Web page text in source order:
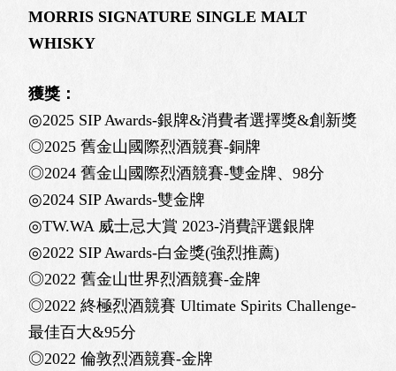
MORRIS SIGNATURE SINGLE MALT
WHISKY
獲獎：
◎2025 SIP Awards-銀牌&消費者選擇獎&創新獎
◎2025 舊金山國際烈酒競賽-銅牌
◎2024 舊金山國際烈酒競賽-雙金牌、98分
◎2024 SIP Awards-雙金牌
◎TW.WA 威士忌大賞 2023-消費評選銀牌
◎2022 SIP Awards-白金獎(強烈推薦)
◎2022 舊金山世界烈酒競賽-金牌
◎2022 終極烈酒競賽 Ultimate Spirits Challenge-
最佳百大&95分
◎2022 倫敦烈酒競賽-金牌